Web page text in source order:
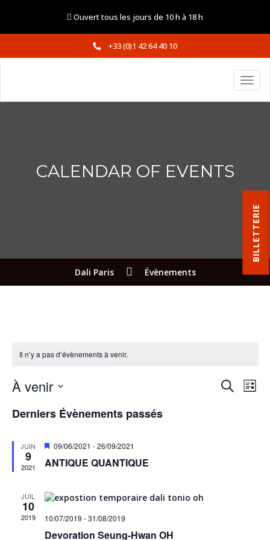
Ouvert tous les jours de 10 h à 18 h
+33 (0)1 42 64 40 10
BILLETTERIE
CALENDAR OF EVENTS
Dali Paris Évènements
Il n’y a pas d’évènements à venir.
LISTE
À venir
une
Derniers Évènements passés
JUIN
9
2021
Mis
avant
09/06/2021 -26/09/2021
ANTIQUE QUANTIQUE
JUIL
10
2019 10/07/2019 -31/08/2019
Devoration Seung-Hwan OH